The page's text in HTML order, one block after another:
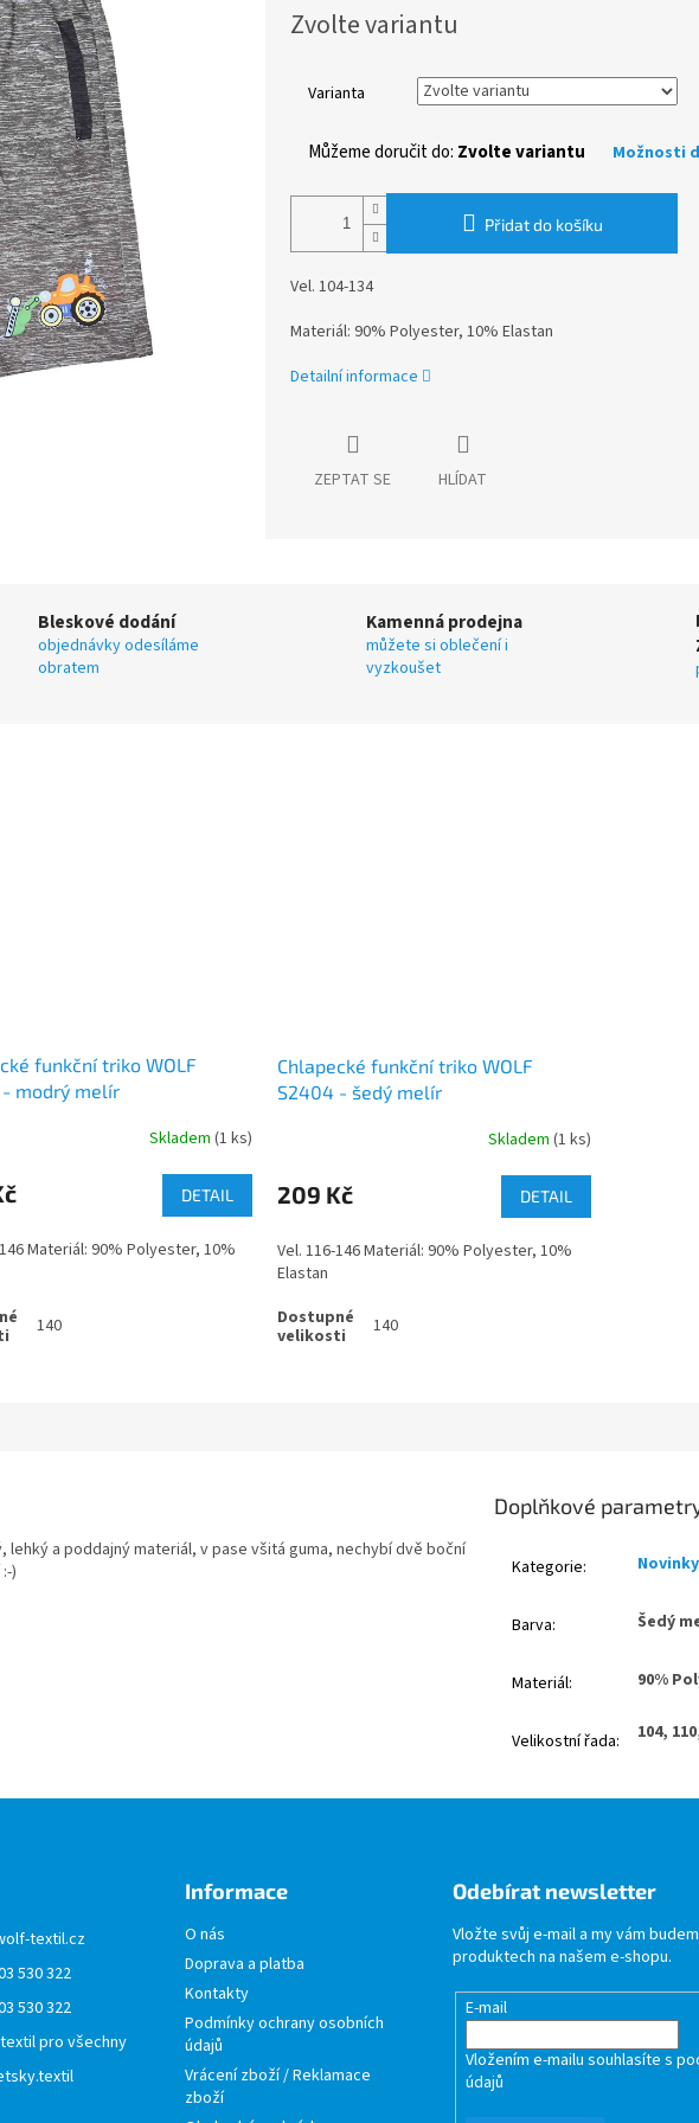
cena:
Zvolte variantu
Varianta
Můžeme doručit do: Zvolte variantu Možnosti
Přidat do košíku
Vel. 104-134
Materiál: 90% Polyester, 10% Elastan
Detailní informace
ZEPTAT SE HLÍDAT
Bleskové dodání
objednávky odesíláme
obratem
Kamenná prodejna
můžete si oblečení i
vyzkoušet
funkční triko WOLF
modrý melír
Skladem (1 ks)
DETAIL
Materiál: 90% Polyester, 10%
140
Chlapecké funkční triko WOLF
S2404 - šedý melír
Skladem (1 ks)
209 Kč DETAIL
Vel. 116-146 Materiál: 90% Polyester, 10%
Elastan
140
a poddajný materiál, v pase všitá guma, nechybí dvě boční
)
Doplňkové
Kategorie: Novinky
Barva: Šedý
Materiál: 90%
Velikostní řada: 104,
textil.cz
530 322
530 322
pro všechny
Informace
O nás
Doprava a platba
Kontakty
Podmínky ochrany osobních
údajů
Vrácení zboží / Reklamace
zboží
Odebírat newsletter
Vložte svůj e-mail a my vám
produktech na našem e-shopu.
E-mail
Vložením e-mailu souhlasíte s
údajů